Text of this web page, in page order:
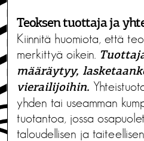
Teoksen tuottaja ja
Kiinnitä huomiota, että
merkittyä oikein.
määräytyy,
vierailijoihin.
yhden tai useamman
tuotantoa, jossa
taloudellisen ja